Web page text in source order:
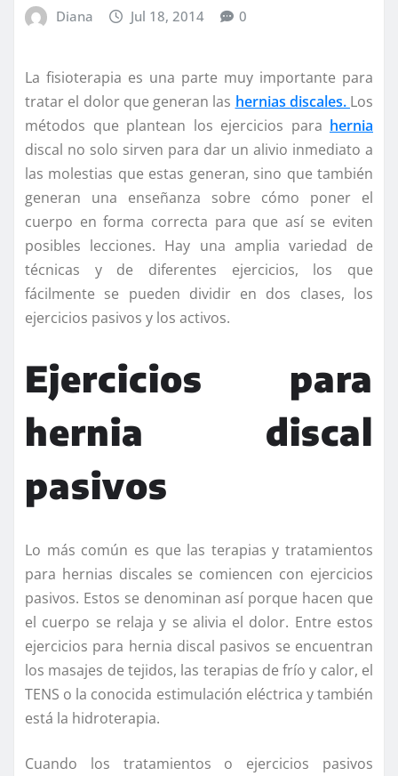
Diana Jul 18, 2014 0
La fisioterapia es una parte muy importante para
tratar el dolor que generan las hernias discales. Los
métodos que plantean los ejercicios para hernia
discal no solo sirven para dar un alivio inmediato a
las molestias que estas generan, sino que también
generan una enseñanza sobre cómo poner el
cuerpo en forma correcta para que así se eviten
posibles lecciones. Hay una amplia variedad de
técnicas y de diferentes ejercicios, los que
fácilmente se pueden dividir en dos clases, los
ejercicios pasivos y los activos.
Ejercicios para
hernia discal
pasivos
Lo más común es que las terapias y tratamientos
para hernias discales se comiencen con ejercicios
pasivos. Estos se denominan así porque hacen que
el cuerpo se relaja y se alivia el dolor. Entre estos
ejercicios para hernia discal pasivos se encuentran
los masajes de tejidos, las terapias de frío y calor, el
TENS o la conocida estimulación eléctrica y también
está la hidroterapia.
Cuando los tratamientos o ejercicios pasivos